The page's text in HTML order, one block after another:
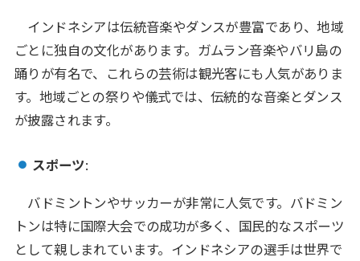
インドネシアは伝統音楽やダンスが豊富であり、地域
ごとに独自の文化があります。ガムラン音楽やバリ島の
踊りが有名で、これらの芸術は観光客にも人気がありま
す。地域ごとの祭りや儀式では、伝統的な音楽とダンス
が披露されます。
スポーツ:
バドミントンやサッカーが非常に人気です。バドミン
トンは特に国際大会での成功が多く、国民的なスポーツ
として親しまれています。インドネシアの選手は世界で